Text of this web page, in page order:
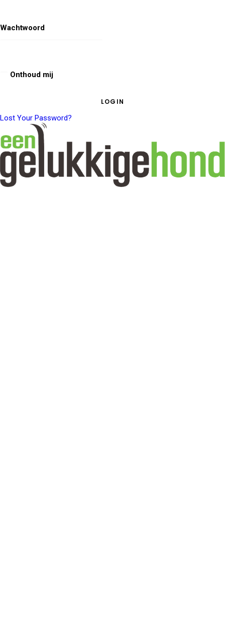
Wachtwoord
Onthoud mij
Lost Your Password?